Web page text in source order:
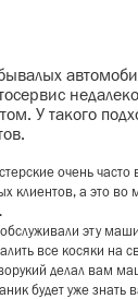
У такого
очень
клиентов, а это во
эту
все косяки на
делал вам
будет уже